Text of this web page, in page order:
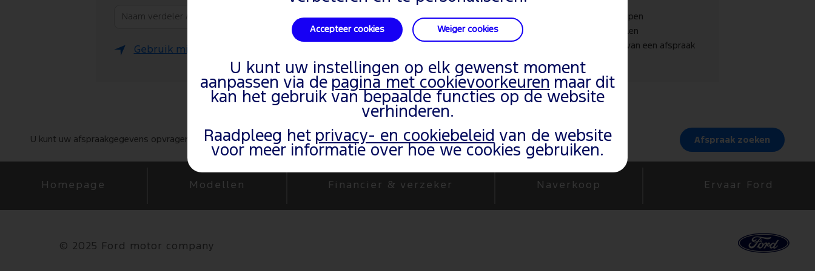
Gebruik mijn locatie
Om uw voertuiggegevens op te roepen
Om uw voorkeursverdeler in te stellen
Om tijd te besparen bij het boeken van een afspraak
U kunt uw afspraakgegevens opvragen en uw afspraak wijzigen of annuleren. Afspraak zoeken
Accepteer cookies Weiger cookies
U kunt uw instellingen op elk gewenst moment
aanpassen via de pagina met cookievoorkeuren maar dit
kan het gebruik van bepaalde functies op de website
verhinderen.
Raadpleeg het privacy- en cookiebeleid van de website
voor meer informatie over hoe we cookies gebruiken.
Homepage Modellen Financier & verzeker Naverkoop Ervaar Ford
© 2025 Ford motor company